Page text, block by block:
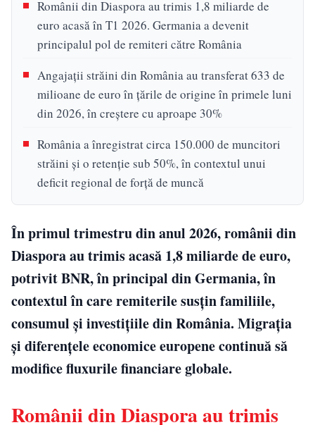
Românii din Diaspora au trimis 1,8 miliarde de
euro acasă în T1 2026. Germania a devenit
principalul pol de remiteri către România
Angajații străini din România au transferat 633 de
milioane de euro în țările de origine în primele luni
din 2026, în creștere cu aproape 30%
România a înregistrat circa 150.000 de muncitori
străini și o retenție sub 50%, în contextul unui
deficit regional de forță de muncă
În primul trimestru din anul 2026, românii din
Diaspora au trimis acasă 1,8 miliarde de euro,
potrivit BNR, în principal din Germania, în
contextul în care remiterile susțin familiile,
consumul și investițiile din România. Migrația
și diferențele economice europene continuă să
modifice fluxurile financiare globale.
Românii din Diaspora au trimis